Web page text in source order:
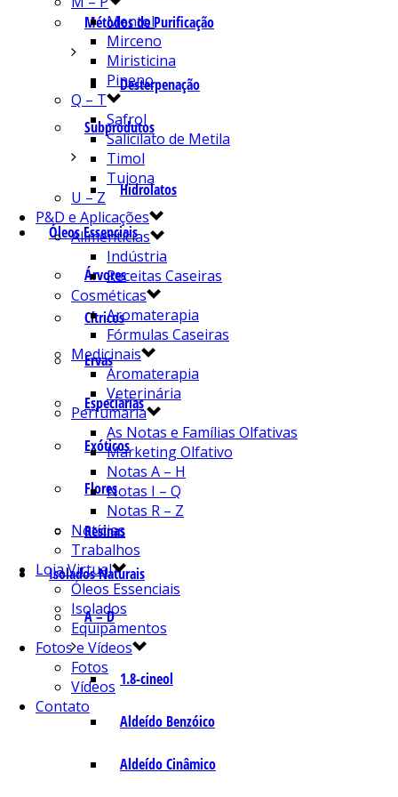
Métodos de Purificação
Desterpenação
Subprodutos
Hidrolatos
Óleos Essenciais
Árvores
Cítricos
Ervas
Especiarias
Exóticos
Flores
Resinas
Isolados Naturais
A – D
1.8-cineol
Aldeído Benzóico
Aldeído Cinâmico
Mentol
Mirceno
Miristicina
Pineno
Q – T
Safrol
Salicilato de Metila
Timol
Tujona
U – Z
P&D e Aplicações
Alimentícias
Indústria
Receitas Caseiras
Cosméticas
Aromaterapia
Fórmulas Caseiras
Medicinais
Aromaterapia
Veterinária
Perfumaria
As Notas e Famílias Olfativas
Marketing Olfativo
Notas A – H
Notas I – Q
Notas R – Z
Notícias
Trabalhos
Loja Virtual
Óleos Essenciais
Isolados
Equipamentos
Fotos e Vídeos
Fotos
Vídeos
Contato